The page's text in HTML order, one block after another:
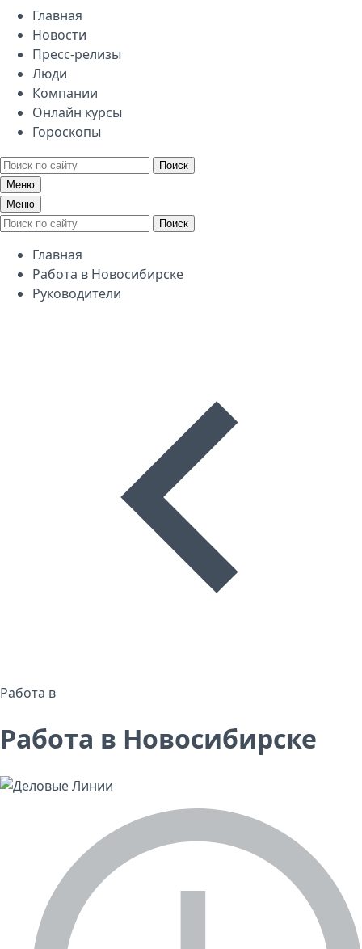
Главная
Новости
Пресс-релизы
Люди
Компании
Онлайн курсы
Гороскопы
Поиск
Меню
Меню
Поиск
Главная
Работа в Новосибирске
Руководители
Работа в
Работа в Новосибирске